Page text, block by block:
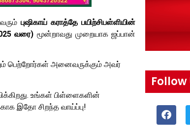
புஷிகாய் கராத்தே பயிற்சிபள்ளியின்
வரை) மூன்றாவது முறையாக ஜப்பான்
பெற்றோர்கள் அனைவருக்கும் அவர்
உங்கள் பிள்ளைகளின்
இதோ சிறந்த வாய்ப்பு!
Follow